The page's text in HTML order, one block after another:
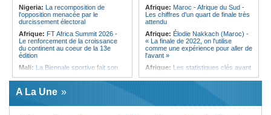
de Port-Louis
Nigeria: La recomposition de
l'opposition menacée par le
durcissement électoral
Afrique: FT Africa Summit 2026 -
Le renforcement de la croissance
du continent au coeur de la 13e
édition
Mali: La Biennale sportive fait son
Afrique de l'Ouest:
financier régional - Un bon plant
Afrique: Maroc - Afrique du Sud -
Les chiffres d'un quart de finale très
attendu
Afrique: Élodie Nakkach (Maroc) -
« La finale de 2022, on l'utilise
comme une expérience pour aller de
l'avant »
Afrique: Les statistiques clés avant
d'Ivoire et l'Algérie
la finale
A La Une